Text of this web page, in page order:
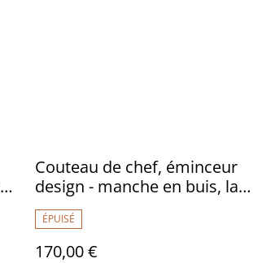
Couteau de chef, éminceur
design - manche en buis, lame
carbone
ÉPUISÉ
170,00 €